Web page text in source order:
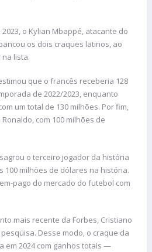
o Kylian Mbappé, atacante do
os dois craques latinos, ao
lista.
que o francês receberia 128
de 2022/2023, enquanto
um total de 130 milhões. Por fim,
com 100 milhões de
o terceiro jogador da história
100 milhões de dólares na história.
pago do mercado do futebol com
mais recente da Forbes, Cristiano
Desse modo, o craque da
em 2024 com ganhos totais —